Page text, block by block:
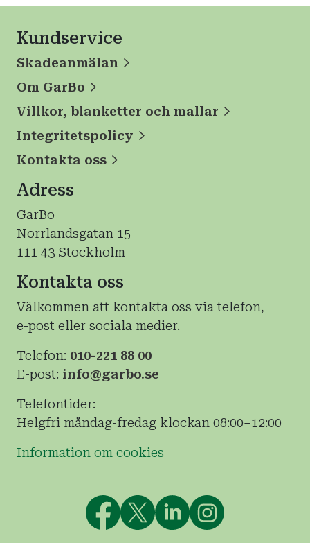
Kundservice
Skadeanmälan
Om GarBo
Villkor, blanketter och mallar
Integritetspolicy
Kontakta oss
Adress
GarBo
Norrlandsgatan 15
111 43 Stockholm
Kontakta oss
Välkommen att kontakta oss via telefon,
e-post eller sociala medier.
Telefon: 010-221 88 00
E-post: info@garbo.se
Telefontider:
Helgfri måndag-fredag klockan 08:00–12:00
Information om cookies